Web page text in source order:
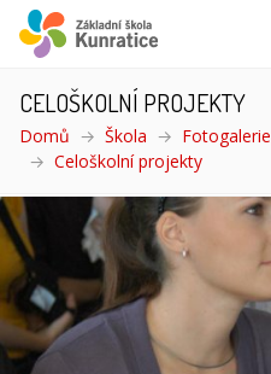
CELOŠKOLNÍ PROJEKTY
Domů Škola Fotogalerie
Celoškolní projekty